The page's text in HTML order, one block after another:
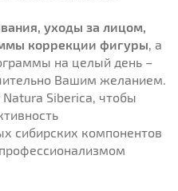
уходы за лицом,
коррекции фигуры, а
на целый день –
Вашим желанием.
Natura Siberica, чтобы
сибирских компонентов